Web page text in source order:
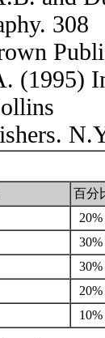
308
(1995)
百分
20%
30%
30%
20%
10%